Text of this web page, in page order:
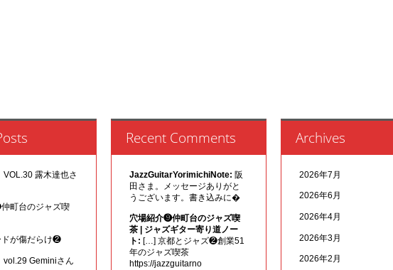
VOL.30 露木達也さ
町台のジャズ喫
ドが傷だらけ❷
vol.29 Geminiさん
Recent Comments
JazzGuitarYorimichiNote: 阪
田さま。メッセージありがと
うございます。書き込みに�
穴場紹介❾仲町台のジャズ喫
茶 | ジャズギター寄り道ノー
ト: […] 京都とジャズ❷創業51
年のジャズ喫茶
https://jazzguitarno
Archives
2026年7月
2026年6月
2026年4月
2026年3月
2026年2月